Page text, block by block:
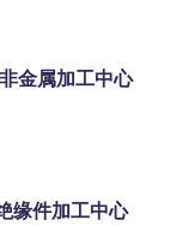
金属加工中心
缘件加工中心